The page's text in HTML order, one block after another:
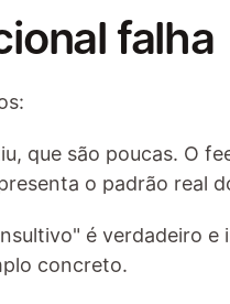
falha
que são poucas. O
o padrão real
é verdadeiro e
concreto.